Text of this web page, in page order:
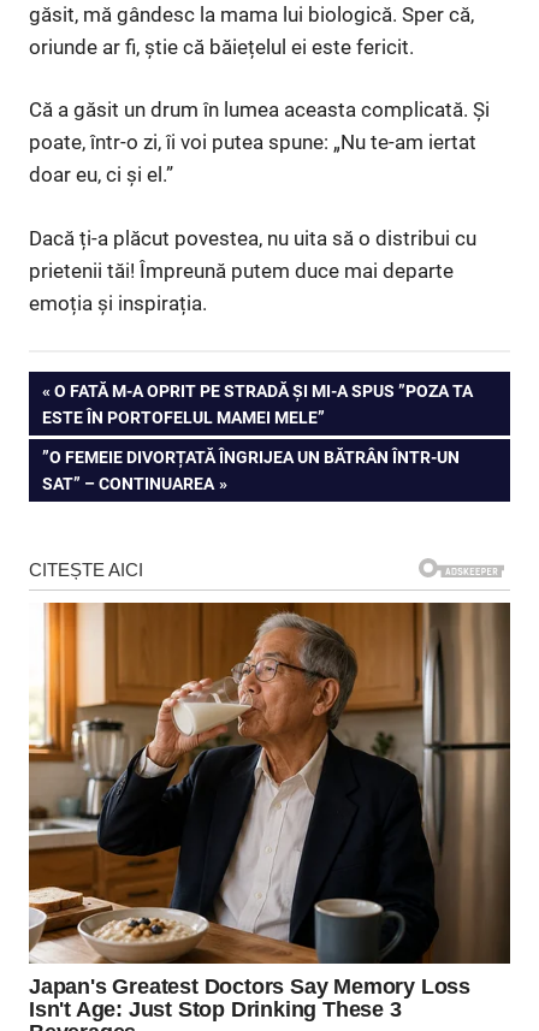
găsit, mă gândesc la mama lui biologică. Sper că,
oriunde ar fi, știe că băiețelul ei este fericit.
Că a găsit un drum în lumea aceasta complicată. Și
poate, într-o zi, îi voi putea spune: „Nu te-am iertat
doar eu, ci și el.”
Dacă ți-a plăcut povestea, nu uita să o distribui cu
prietenii tăi! Împreună putem duce mai departe
emoția și inspirația.
Navigare
în
articole
PREVIOUS
POST:
O FATĂ M-A OPRIT PE STRADĂ ȘI MI-A SPUS ”POZA TA
ESTE ÎN PORTOFELUL MAMEI MELE”
NEXT
POST:
”O FEMEIE DIVORȚATĂ ÎNGRIJEA UN BĂTRÂN ÎNTR-UN
SAT” – CONTINUAREA